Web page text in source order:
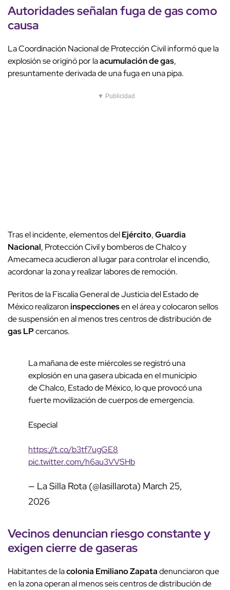
Autoridades señalan fuga de gas como
causa
La Coordinación Nacional de Protección Civil informó que la
explosión se originó por laacumulación de gas,
presuntamente derivada de una fuga en una pipa.
▼ Publicidad
Tras el incidente, elementos delEjército,Guardia
Nacional, Protección Civil y bomberos de Chalco y
Amecameca acudieron al lugar para controlar el incendio,
acordonar la zona y realizar labores de remoción.
Peritos de la Fiscalía General de Justicia del Estado de
México realizaroninspeccionesen el área y colocaron sellos
de suspensión en al menos tres centros de distribución de
gas LPcercanos.
La mañana de este miércoles se registró una
explosión en una gasera ubicada en el municipio
de Chalco, Estado de México, lo que provocó una
fuerte movilización de cuerpos de emergencia.
Especial
https://t.co/b3tf7ugGE8
pic.twitter.com/h6au3VVSHb
— La Silla Rota (@lasillarota) March 25,
2026
Vecinos denuncian riesgo constante y
exigen cierre de gaseras
Habitantes de lacolonia Emiliano Zapatadenunciaron que
en la zona operan al menos seis centros de distribución de